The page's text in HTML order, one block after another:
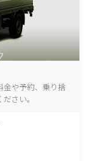
金や予約、乗り捨
さい。